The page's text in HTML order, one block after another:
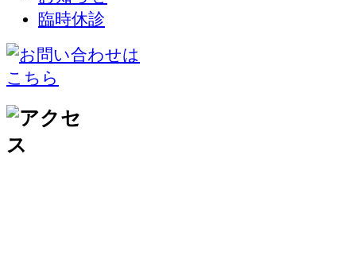
臨時休診